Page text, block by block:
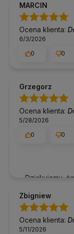
MARCIN
Ocena klienta:
6/3/2026
0
0
Dziękujemy,
Grzegorz
Ocena klienta:
5/28/2026
0
0
Zbigniew
Ocena klienta:
5/11/2026